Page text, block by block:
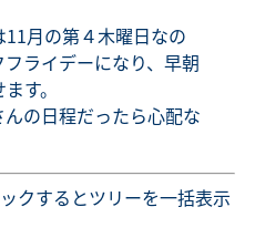
月の第４木曜日なの
ライデーになり、早朝
す。
の日程だったら心配な
クするとツリーを一括表示